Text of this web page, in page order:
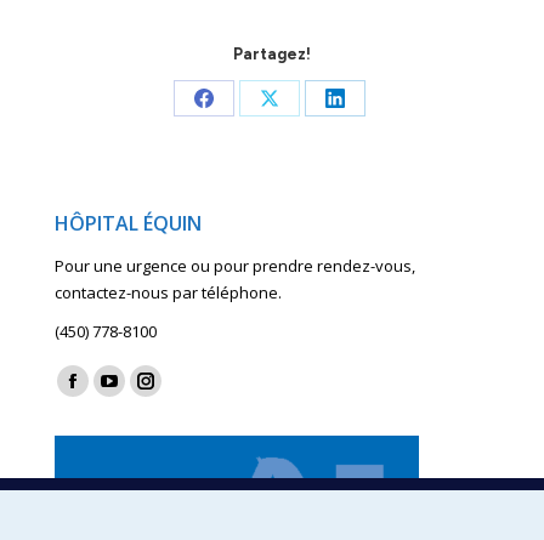
Partagez!
Share
Share
Share
HÔPITAL ÉQUIN
Pour une urgence ou pour prendre rendez-vous,
contactez-nous par téléphone.
(450) 778-8100
Find us on:
Facebook
in
YouTube
in
Instagram
in